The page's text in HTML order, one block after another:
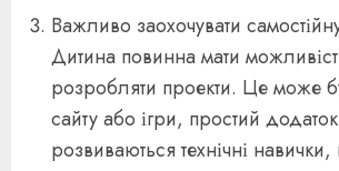
Важливо заохочувати
Дитина повинна мати
розробляти проекти. Це може
сайту або ігри, простий
розвиваються технічні навички,